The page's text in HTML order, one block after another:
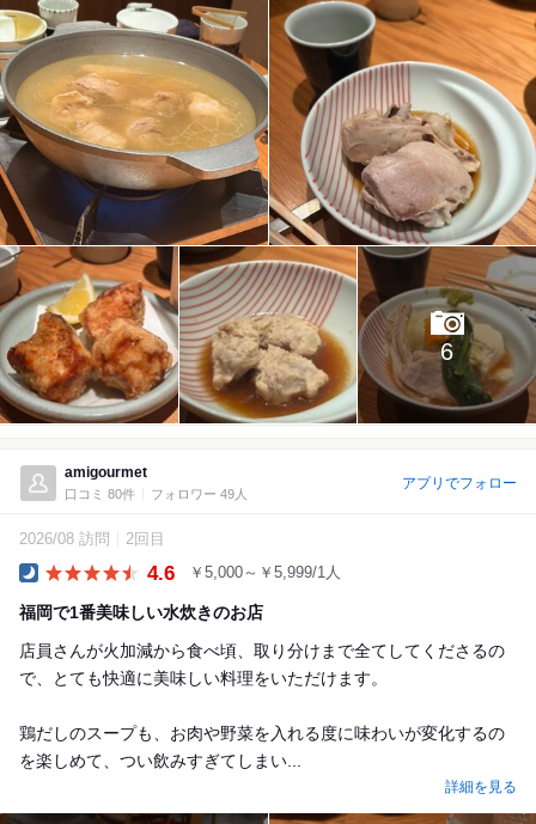
6
amigourmet
口コミ 80件 フォロワー 49人
アプリでフォロー
2026/08 訪問 2回目
4.6 ￥5,000～￥5,999/1人
福岡で1番美味しい水炊きのお店
店員さんが火加減から食べ頃、取り分けまで全てしてくださるの
で、とても快適に美味しい料理をいただけます。
鶏だしのスープも、お肉や野菜を入れる度に味わいが変化するの
を楽しめて、つい飲みすぎてしまい...
詳細を見る